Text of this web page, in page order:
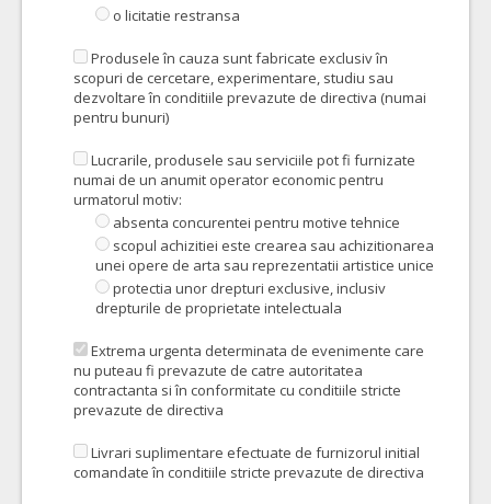
o licitatie restransa
Produsele în cauza sunt fabricate exclusiv în
scopuri de cercetare, experimentare, studiu sau
dezvoltare în conditiile prevazute de directiva (numai
pentru bunuri)
Lucrarile, produsele sau serviciile pot fi furnizate
numai de un anumit operator economic pentru
urmatorul motiv:
absenta concurentei pentru motive tehnice
scopul achizitiei este crearea sau achizitionarea
unei opere de arta sau reprezentatii artistice unice
protectia unor drepturi exclusive, inclusiv
drepturile de proprietate intelectuala
Extrema urgenta determinata de evenimente care
nu puteau fi prevazute de catre autoritatea
contractanta si în conformitate cu conditiile stricte
prevazute de directiva
Livrari suplimentare efectuate de furnizorul initial
comandate în conditiile stricte prevazute de directiva